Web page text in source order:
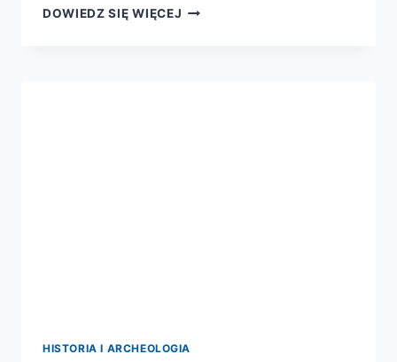
DOWIEDZ SIĘ WIĘCEJ TARGI
HISTORIA I ARCHEOLOGIA